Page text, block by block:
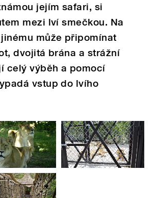
jejím safari, si
mezi lví smečkou. Na
může připomínat
dvojitá brána a strážní
celý výběh a pomocí
vstup do lvího